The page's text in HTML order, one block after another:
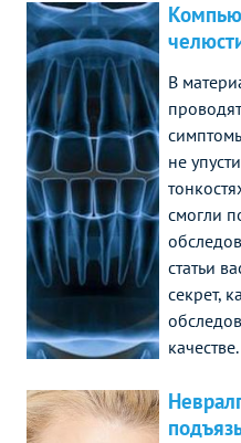
В
не
смогли
статьи
секрет,
качестве.